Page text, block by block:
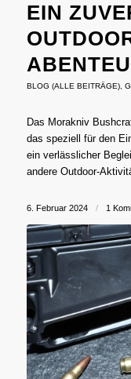
EIN
BLOG (ALLE BEITRÄGE),
Das Morakniv
das speziell für den
ein verlässlicher
andere Outdoor-
6. Februar 2024 / 1